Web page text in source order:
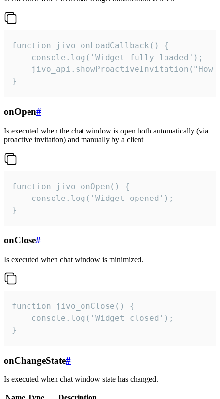
function jivo_onLoadCallback() {
    console.log('Widget fully loaded');
jivo_api.showProactiveInvitation("How
}
onOpen#
Is executed when the chat window is open both automatically (via
proactive invitation) and manually by a client
function jivo_onOpen() {
    console.log('Widget opened');
}
onClose#
Is executed when chat window is minimized.
function jivo_onClose() {
    console.log('Widget closed');
}
onChangeState#
Is executed when chat window state has changed.